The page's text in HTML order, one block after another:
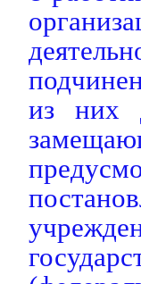
из них